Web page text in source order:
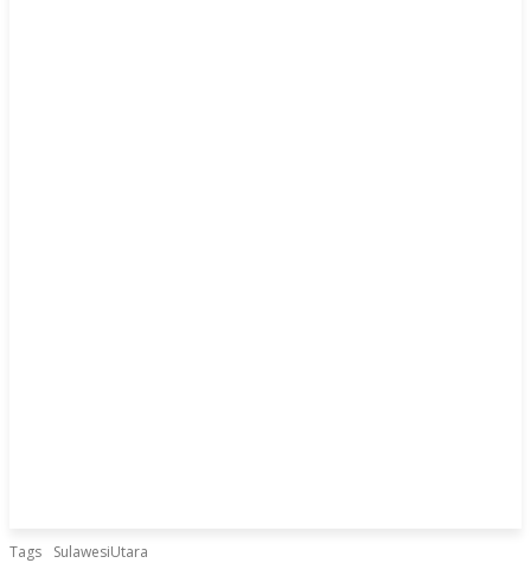
Tags SulawesiUtara